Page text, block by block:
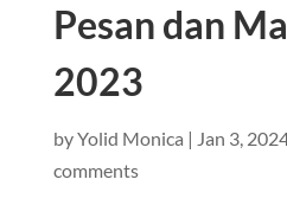
Pesan dan
2023
byYolid Monica | Jan 3,
comments